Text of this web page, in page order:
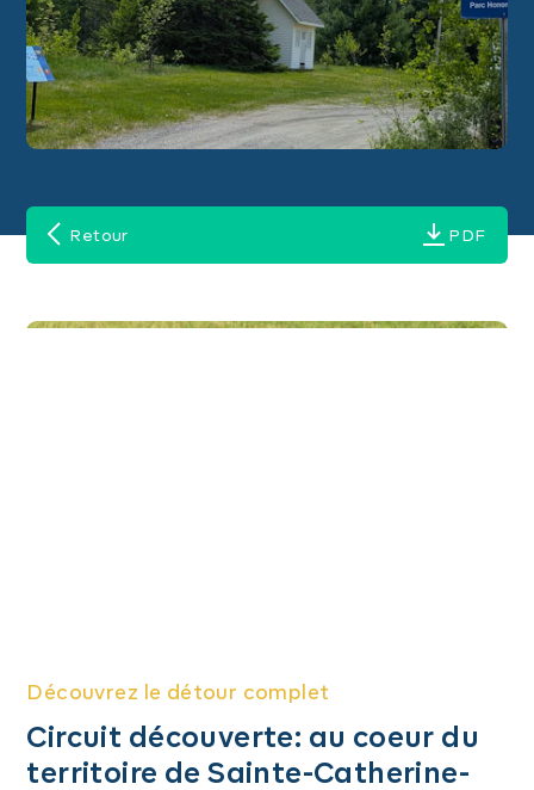
Retour PDF
Découvrez le détour complet
Circuit découverte: au coeur du
territoire de Sainte-Catherine-